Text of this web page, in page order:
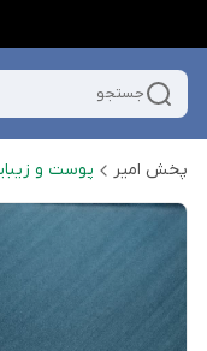
جستجو
پخش امیر پوست و